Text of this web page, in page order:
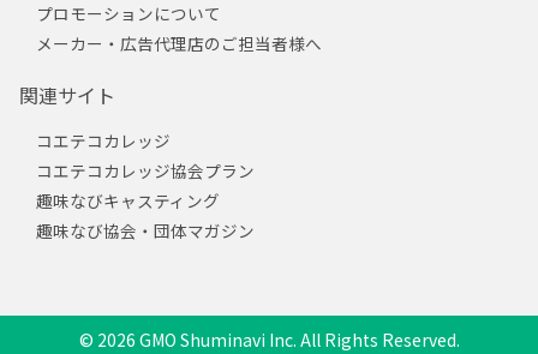
プロモーションについて
メーカー・広告代理店のご担当者様へ
関連サイト
コエテコカレッジ
コエテコカレッジ協会プラン
趣味なびキャスティング
趣味なび協会・団体マガジン
© 2026 GMO Shuminavi Inc. All Rights Reserved.